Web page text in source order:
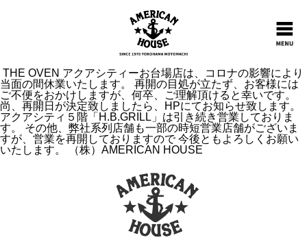
THE OVEN アクアシティーお台場店は、コロナの影響により
当面の間休業いたします。 再開の目処が立たず、お客様には
ご不便をおかけしますが、何卒、ご理解頂けると幸いです。
尚、再開日が決定致しましたら、HPにてお知らせ致します。
アクアシティ５階「H.B.GRILL」は引き続き営業しておりま
す。 その他、弊社系列店舗も一部の時短営業店舗がございま
すが、営業を再開しておりますので 今後ともよろしくお願い
いたします。 （株）AMERICAN HOUSE